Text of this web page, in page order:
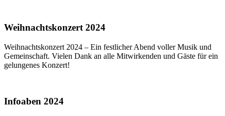
Weihnachtskonzert 2024
Weihnachtskonzert 2024 – Ein festlicher Abend voller Musik und
Gemeinschaft. Vielen Dank an alle Mitwirkenden und Gäste für ein
gelungenes Konzert!
Infoaben 2024